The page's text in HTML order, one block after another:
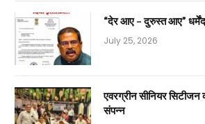
“देर आए – दुरुस्त आए”
July 25, 2026
एवरग्रीन सीनियर
संपन्न